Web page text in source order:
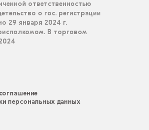
ответственностью
о гос. регистрации
29 января 2024 г.
В торговом
персональных данных